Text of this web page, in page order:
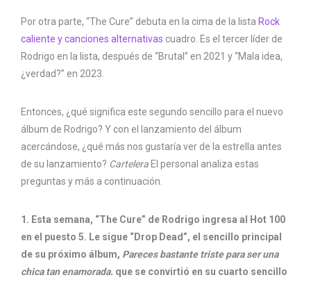
Por otra parte, “The Cure” debuta en la cima de la lista Rock
caliente y canciones alternativas cuadro. Es el tercer líder de
Rodrigo en la lista, después de “Brutal” en 2021 y “Mala idea,
¿verdad?” en 2023.
Entonces, ¿qué significa este segundo sencillo para el nuevo
álbum de Rodrigo? Y con el lanzamiento del álbum
acercándose, ¿qué más nos gustaría ver de la estrella antes
de su lanzamiento? Cartelera El personal analiza estas
preguntas y más a continuación.
1. Esta semana, “The Cure” de Rodrigo ingresa al Hot 100
en el puesto 5. Le sigue “Drop Dead”, el sencillo principal
de su próximo álbum, Pareces bastante triste para ser una
chica tan enamorada. que se convirtió en su cuarto sencillo